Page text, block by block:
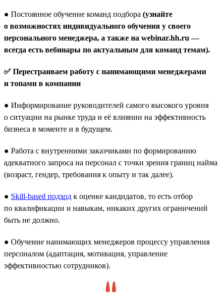
● Постоянное обучение команд подбора (узнайте
о возможностях индивидуального обучения у своего
персонального менеджера, а также на webinar.hh.ru —
всегда есть вебинары по актуальным для команд темам).
✅ Перестраиваем работу с нанимающими менеджерами
и топами в компании
● Информирование руководителей самого высокого уровня
о ситуации на рынке труда и её влиянии на эффективность
бизнеса в моменте и в будущем.
● Работа с внутренними заказчиками по формированию
адекватного запроса на персонал с точки зрения границ найма
(возраст, гендер, требования к опыту и так далее).
● Skill-based подход к оценке кандидатов, то есть отбор
по квалификации и навыкам, никаких других ограничений
быть не должно.
● Обучение нанимающих менеджеров процессу управления
персоналом (адаптация, мотивация, управление
эффективностью сотрудников).